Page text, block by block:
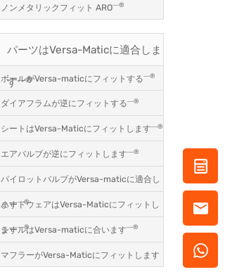
ノンメタリックフィット ARO―®
パーツはVersa-Maticに適合しま
す―®
ボールがVersa-maticにフィットする―®
ダイアフラムが逆にフィットする―®
シートはVersa-Maticにフィットします―®
エアバルブが逆にフィットします―®
パイロットバルブがVersa-maticに適合し
ます―®
ハードウェアはVersa-Maticにフィットし
ます―®
シールはVersa-maticに合います―®
マフラーがVersa-Maticにフィットします